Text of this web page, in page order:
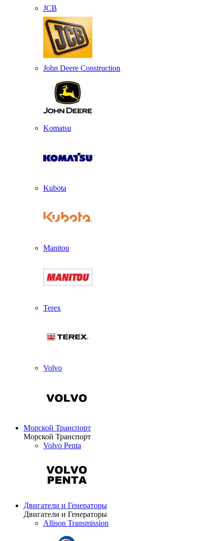
JCB
John Deere Construction
Komatsu
Kubota
Manitou
Terex
Volvo
Морской Транспорт
Морской Транспорт
Volvo Penta
Двигатели и Генераторы
Двигатели и Генераторы
Allison Transmission